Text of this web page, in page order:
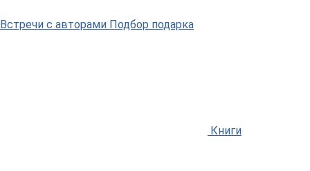
Встречи с авторами Подбор подарка
Книги